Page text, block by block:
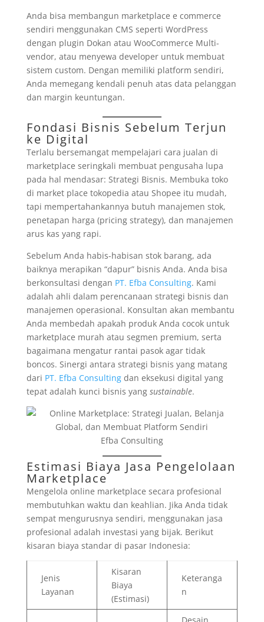
Anda bisa membangun marketplace e commerce
sendiri menggunakan CMS seperti WordPress
dengan plugin Dokan atau WooCommerce Multi-
vendor, atau menyewa developer untuk membuat
sistem custom. Dengan memiliki platform sendiri,
Anda memegang kendali penuh atas data pelanggan
dan margin keuntungan.
Fondasi Bisnis Sebelum Terjun
ke Digital
Terlalu bersemangat mempelajari cara jualan di
marketplace seringkali membuat pengusaha lupa
pada hal mendasar: Strategi Bisnis. Membuka toko
di market place tokopedia atau Shopee itu mudah,
tapi mempertahankannya butuh manajemen stok,
penetapan harga (pricing strategy), dan manajemen
arus kas yang rapi.
Sebelum Anda habis-habisan stok barang, ada
baiknya merapikan “dapur” bisnis Anda. Anda bisa
berkonsultasi dengan PT. Efba Consulting. Kami
adalah ahli dalam perencanaan strategi bisnis dan
manajemen operasional. Konsultan akan membantu
Anda membedah apakah produk Anda cocok untuk
marketplace murah atau segmen premium, serta
bagaimana mengatur rantai pasok agar tidak
boncos. Sinergi antara strategi bisnis yang matang
dari PT. Efba Consultingdan eksekusi digital yang
tepat adalah kunci bisnis yang sustainable.
Efba Consulting
Estimasi Biaya Jasa Pengelolaan
Marketplace
Mengelola online marketplace secara profesional
membutuhkan waktu dan keahlian. Jika Anda tidak
sempat mengurusnya sendiri, menggunakan jasa
profesional adalah investasi yang bijak. Berikut
kisaran biaya standar di pasar Indonesia:
Jenis
Layanan
Kisaran
Biaya
(Estimasi)
Keteranga
n